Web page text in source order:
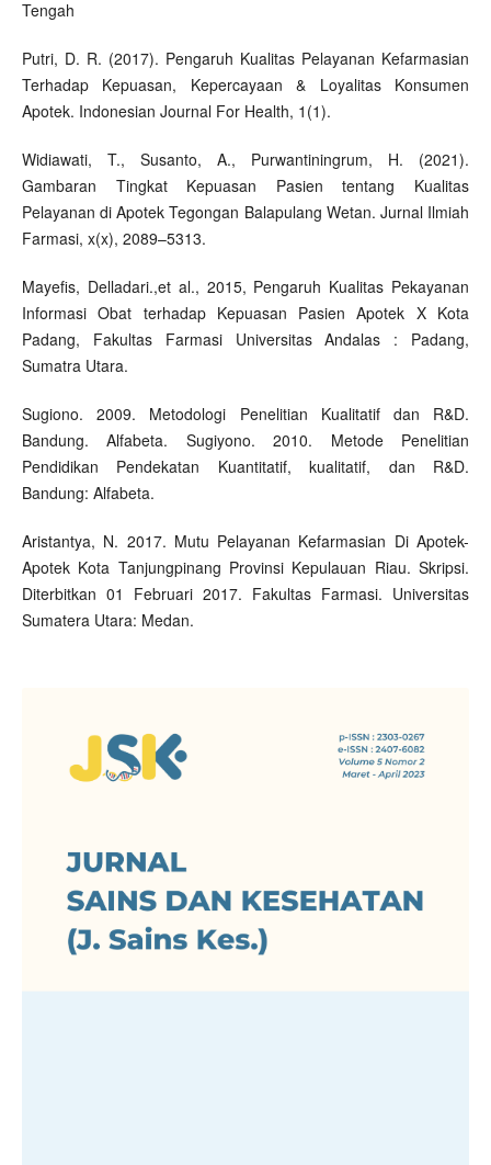
Tengah
Putri, D. R. (2017). Pengaruh Kualitas Pelayanan Kefarmasian
Terhadap Kepuasan, Kepercayaan & Loyalitas Konsumen
Apotek. Indonesian Journal For Health, 1(1).
Widiawati, T., Susanto, A., Purwantiningrum, H. (2021).
Gambaran Tingkat Kepuasan Pasien tentang Kualitas
Pelayanan di Apotek Tegongan Balapulang Wetan. Jurnal Ilmiah
Farmasi, x(x), 2089–5313.
Mayefis, Delladari.,et al., 2015, Pengaruh Kualitas Pekayanan
Informasi Obat terhadap Kepuasan Pasien Apotek X Kota
Padang, Fakultas Farmasi Universitas Andalas : Padang,
Sumatra Utara.
Sugiono. 2009. Metodologi Penelitian Kualitatif dan R&D.
Bandung. Alfabeta. Sugiyono. 2010. Metode Penelitian
Pendidikan Pendekatan Kuantitatif, kualitatif, dan R&D.
Bandung: Alfabeta.
Aristantya, N. 2017. Mutu Pelayanan Kefarmasian Di Apotek-
Apotek Kota Tanjungpinang Provinsi Kepulauan Riau. Skripsi.
Diterbitkan 01 Februari 2017. Fakultas Farmasi. Universitas
Sumatera Utara: Medan.